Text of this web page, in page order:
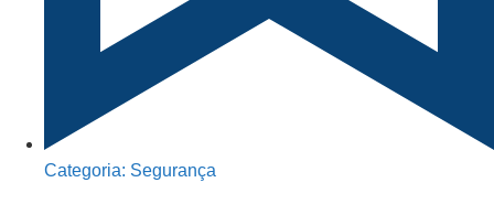
Categoria: Segurança